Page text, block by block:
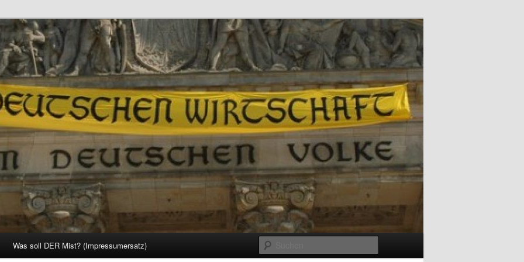
Was soll DER Mist? (Impressumersatz)